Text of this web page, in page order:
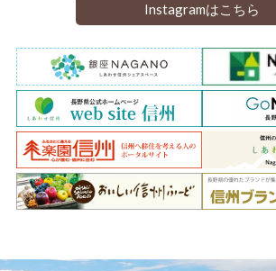
Instagramはこちら